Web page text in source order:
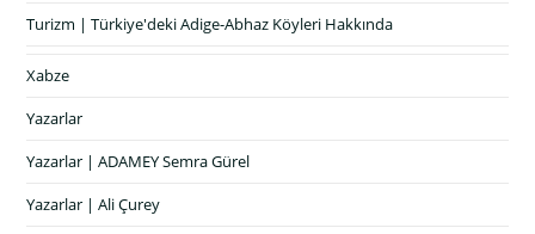
Turizm | Türkiye'deki Adige-Abhaz Köyleri Hakkında
Xabze
Yazarlar
Yazarlar | ADAMEY Semra Gürel
Yazarlar | Ali Çurey